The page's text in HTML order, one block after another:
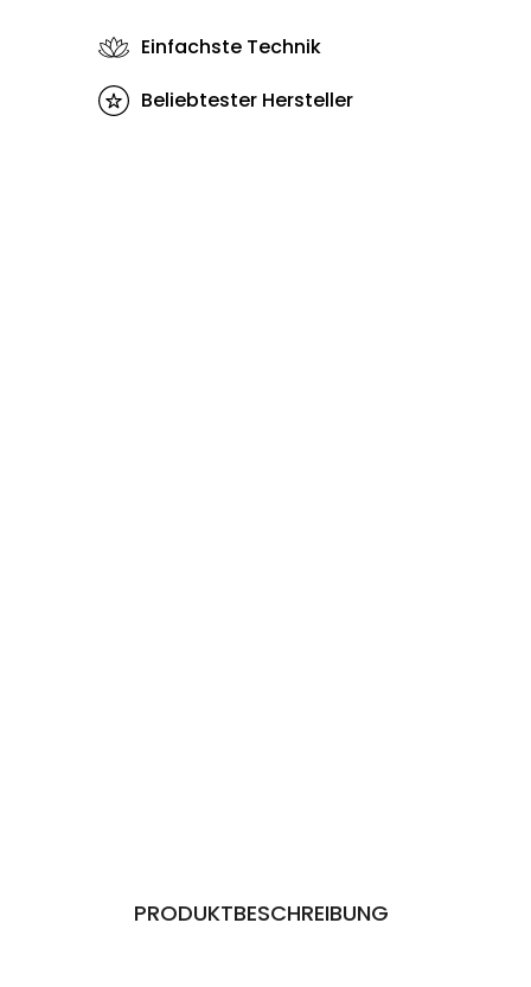
Einfachste Technik
Beliebtester Hersteller
PRODUKTBESCHREIBUNG